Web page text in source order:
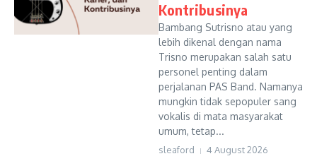
Kontribusinya
Bambang Sutrisno atau yang
lebih dikenal dengan nama
Trisno merupakan salah satu
personel penting dalam
perjalanan PAS Band. Namanya
mungkin tidak sepopuler sang
vokalis di mata masyarakat
umum, tetap...
sleaford 4 August 2026